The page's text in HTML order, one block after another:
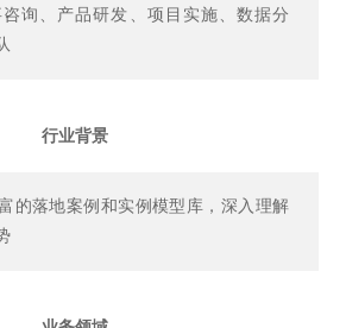
询、产品研发、项目实施、数据分
行业背景
的落地案例和实例模型库，深入理解